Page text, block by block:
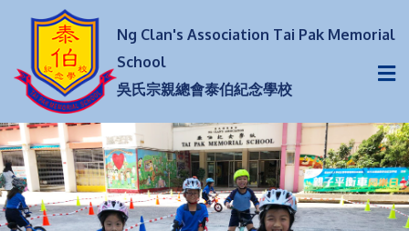
Ng Clan's Association Tai Pak Memorial
School
吳氏宗親總會泰伯紀念學校